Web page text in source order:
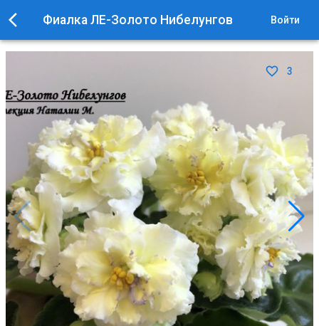
Фиалка ЛЕ-Золото Нибелунгов Войти
3